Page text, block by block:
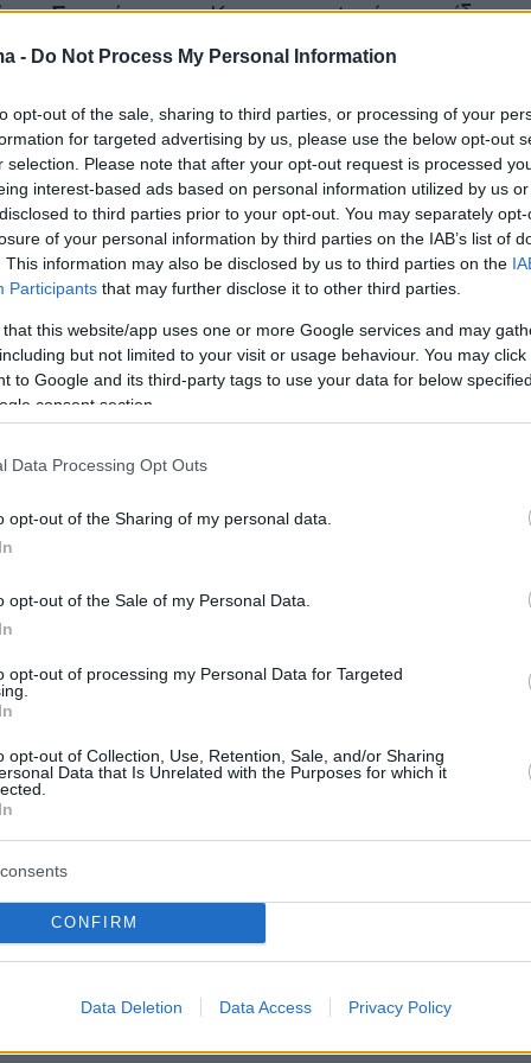
- Do Not Process My Personal Information
opt-out of the sale, sharing to third parties, or processing of your
for targeted advertising by us, please use the below opt-out
selection. Please note that after your opt-out request is processed
interest-based ads based on personal information utilized by us
to third parties prior to your opt-out. You may separately
of your personal information by third parties on the IAB’s list of
This information may also be disclosed by us to third parties on the
Participants that may further disclose it to other third parties.
that this website/app uses one or more Google services and may
but not limited to your visit or usage behaviour. You may
to Google and its third-party tags to use your data for below
consent section.
Data Processing Opt Outs
opt-out of the Sharing of my personal data.
opt-out of the Sale of my Personal Data.
opt-out of processing my Personal Data for Targeted
opt-out of Collection, Use, Retention, Sale, and/or Sharing
Data that Is Unrelated with the Purposes for which it
CONFIRM
Data Deletion Data Access Privacy Policy
Στα τέσσερα. Και το αποψινό παιχνίδι
το πέμπτο.
καλύτερο σερί είχε καταγραφεί τη διετία
παιχνίδια πρωταθλήματος χωρίς ήττα.
είχε νικήσει 1-0 και 4-1 στην Τούμπα, είχε
1-1 στο ΟΑΚΑ και είχε ακολουθήσει το
στις Σέρρες.
δεν ψάχνει μόνο το ρεκόρ. Ψάχνει και ένα
που μπορεί να αποδειχθεί καθοριστικό για τη
ακόμη και για τον τίτλο. Με ισοπαλία
ισοβαθμία. Με νίκη, όμως, διατηρεί ανοικτή
για τον τίτλο σε μια χρονιά που, παρά τα
συνεχίζει να βγάζει αντίδραση.
νίκες απέναντι στον Ολυμπιακό μέσα στο
έτος. Κάτι που έχει συμβεί μόλις δύο
του. Το 1976 και το 2010.
ήδη γράψει δύο νίκες. Το 2-0 του Κυπέλλου
τον Ιανουάριο και το πρόσφατο 3-1 στην
πλέι οφ.